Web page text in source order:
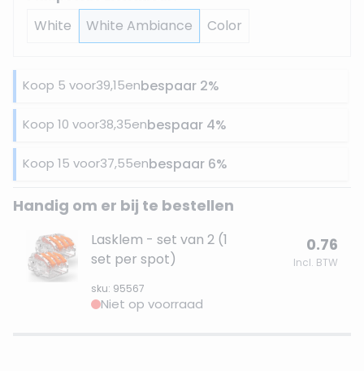
White
White Ambiance Color
Koop 5 voor39,15enbespaar 2%
Koop 10 voor38,35enbespaar 4%
Koop 15 voor37,55enbespaar 6%
Handig om er bij te bestellen
Lasklem - set van 2 (1
set per spot)
sku: 95567
0.76
Incl. BTW
Niet op voorraad